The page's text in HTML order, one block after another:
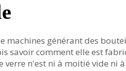
générant des
savoir comment elle est
verre n'est ni à moitié vide ni